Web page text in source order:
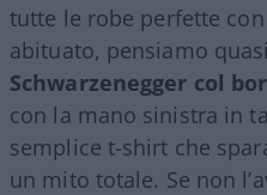
tutte le robe perfette
abituato, pensiamo
Schwarzenegger col
con la mano sinistra in
semplice t-shirt che
un mito totale. Se non